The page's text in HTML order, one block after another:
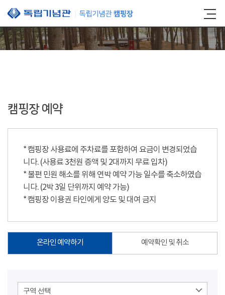
본문 바로가기
캠핑장 예약
* 캠핑장 사용료에 주차료를 포함하여 요금이 변경되었습
니다. (사용료 3천원 증액 및 2대까지 무료 입차)
* 불편 민원 해소를 위해 연박 예약 가능 일수를 축소하였습
니다. (2박 3일 단위까지 예약 가능)
* 캠핑장 이용권 타인에게 양도 및 대여 금지
온라인 예약하기 예약확인 및 취소
구역 선택